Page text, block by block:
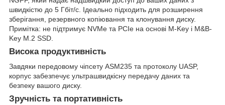
швидкістю до 5 Гбіт/с. Ідеально підходить для розширення
зберігання, резервного копіювання та клонування диску.
Примітка: не підтримує NVMe та PCIe на основі M-Key і M&B-
Key M.2 SSD.
Висока продуктивність
Завдяки передовому чіпсету ASM235 та протоколу UASP,
корпус забезпечує ультрашвидкісну передачу даних та
безпеку вашого диску.
Зручність та портативність